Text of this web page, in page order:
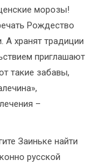
морозы!
Рождество
А хранят традиции
приглашают
такие забавы,
–
Заиньке найти
русской